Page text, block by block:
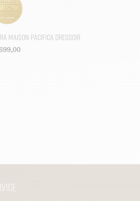
Maison Pacifica Dressoir